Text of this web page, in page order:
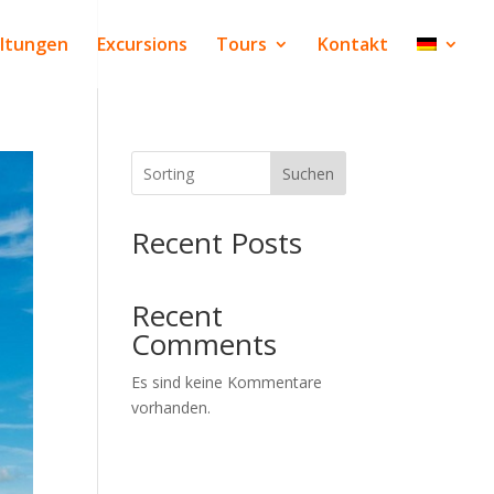
Excursions Tours Kontakt
Suchen
Recent Posts
Recent
Comments
Es sind keine Kommentare
vorhanden.